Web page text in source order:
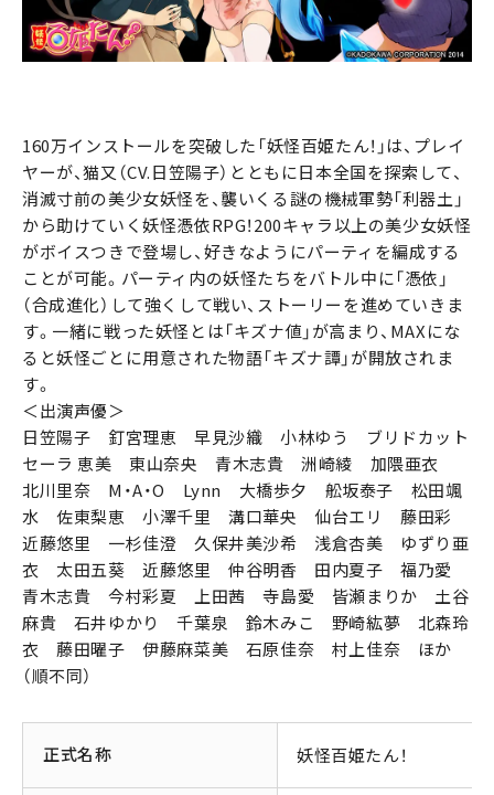
160万インストールを突破した「妖怪百姫たん！」は、プレイ
ヤーが、猫又（CV.日笠陽子）とともに日本全国を探索して、
消滅寸前の美少女妖怪を、襲いくる謎の機械軍勢「利器土」
から助けていく妖怪憑依RPG！200キャラ以上の美少女妖怪
がボイスつきで登場し、好きなようにパーティを編成する
ことが可能。パーティ内の妖怪たちをバトル中に「憑依」
（合成進化）して強くして戦い、ストーリーを進めていきま
す。一緒に戦った妖怪とは「キズナ値」が高まり、MAXにな
ると妖怪ごとに用意された物語「キズナ譚」が開放されま
す。
＜出演声優＞
日笠陽子 釘宮理恵 早見沙織 小林ゆう ブリドカット
セーラ 恵美 東山奈央 青木志貴 洲崎綾 加隈亜衣
北川里奈 M・A・O Lynn 大橋歩夕 舩坂泰子 松田颯
水 佐東梨恵 小澤千里 溝口華央 仙台エリ 藤田彩
近藤悠里 一杉佳澄 久保井美沙希 浅倉杏美 ゆずり亜
衣 太田五葵 近藤悠里 仲谷明香 田内夏子 福乃愛
青木志貴 今村彩夏 上田茜 寺島愛 皆瀬まりか 土谷
麻貴 石井ゆかり 千葉泉 鈴木みこ 野崎紘夢 北森玲
衣 藤田曜子 伊藤麻菜美 石原佳奈 村上佳奈 ほか
（順不同）
正式名称 妖怪百姫たん！